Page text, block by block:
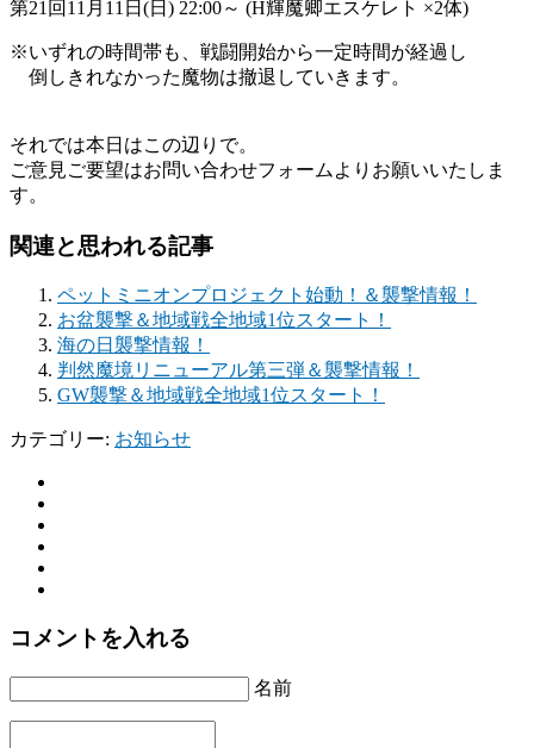
第21回11月11日(日) 22:00～ (H輝魔卿エスケレト ×2体)
※いずれの時間帯も、戦闘開始から一定時間が経過し
倒しきれなかった魔物は撤退していきます。
それでは本日はこの辺りで。
ご意見ご要望はお問い合わせフォームよりお願いいたしま
す。
関連と思われる記事
ペットミニオンプロジェクト始動！＆襲撃情報！
お盆襲撃＆地域戦全地域1位スタート！
海の日襲撃情報！
判然魔境リニューアル第三弾＆襲撃情報！
GW襲撃＆地域戦全地域1位スタート！
カテゴリー: お知らせ
コメントを入れる
名前